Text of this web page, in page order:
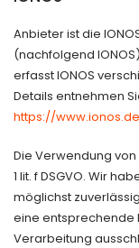
Anbieter ist die
(nachfolgend
erfasst IONOS
Details entnehmen
https://
Die Verwendung von
1 lit. f DSGVO. Wir
möglichst
eine entsprechende
Verarbeitung